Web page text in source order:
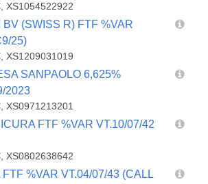
,XS1054522922
BV (SWISS R) FTF %VAR
25)
,XS1209031019
SANPAOLO 6,625%
2023
,XS0971213201
FTF %VAR VT.10/07/42
,XS0802638642
FTF %VAR VT.04/07/43 (CALL